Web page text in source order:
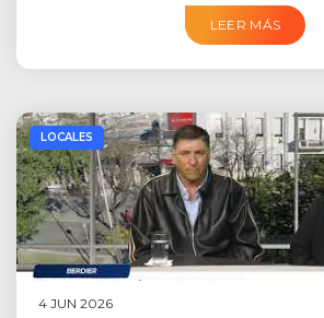
LEER MÁS
LOCALES
4 JUN 2026